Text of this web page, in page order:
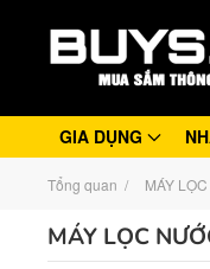
GIA DỤNG
Tổng quan MÁY
MÁY LỌC